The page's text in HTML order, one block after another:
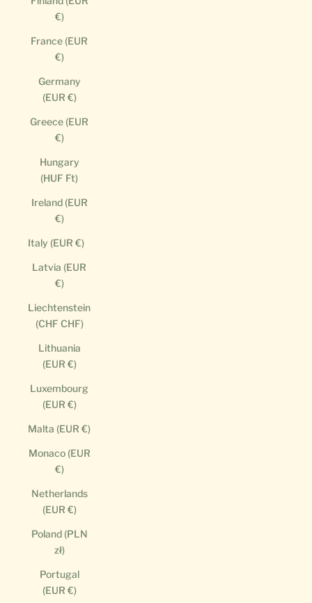
€)
France (EUR
€)
Germany
(EUR €)
Greece (EUR
€)
Hungary
(HUF Ft)
Ireland (EUR
€)
Italy (EUR €)
Latvia (EUR
€)
Liechtenstein
(CHF CHF)
Lithuania
(EUR €)
Luxembourg
(EUR €)
Malta (EUR €)
Monaco (EUR
€)
Netherlands
(EUR €)
Poland (PLN
zł)
Portugal
(EUR €)